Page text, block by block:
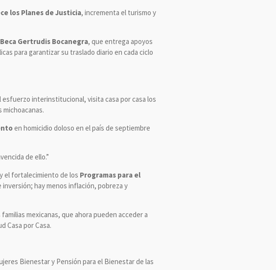
los Planes de Justicia, incrementa el turismo y
Beca Gertrudis Bocanegra, que entrega apoyos
para garantizar su traslado diario en cada ciclo
interinstitucional, visita casa por casa los
michoacanas.
en homicidio doloso en el país de septiembre
de ello.”
el fortalecimiento de los Programas para el
hay menos inflación, pobreza y
mexicanas, que ahora pueden acceder a
Casa por Casa.
Bienestar y Pensión para el Bienestar de las